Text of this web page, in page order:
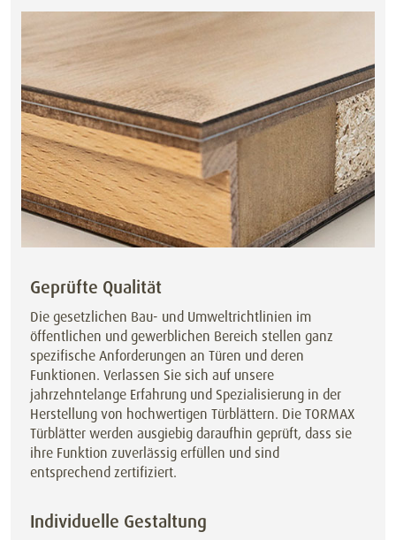
Geprüfte Qualität
Die gesetzlichen Bau- und Umweltrichtlinien im
öffentlichen und gewerblichen Bereich stellen ganz
spezifische Anforderungen an Türen und deren
Funktionen. Verlassen Sie sich auf unsere
jahrzehntelange Erfahrung und Spezialisierung in der
Herstellung von hochwertigen Türblättern. Die TORMAX
Türblätter werden ausgiebig daraufhin geprüft, dass sie
ihre Funktion zuverlässig erfüllen und sind
entsprechend zertifiziert.
Individuelle Gestaltung